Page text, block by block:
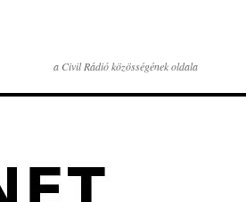
a Civil Rádió közösségének oldala